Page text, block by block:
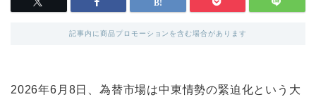
記事内に商品プロモーションを含む場合があります
2026年6月8日、為替市場は中東情勢の緊迫化という大